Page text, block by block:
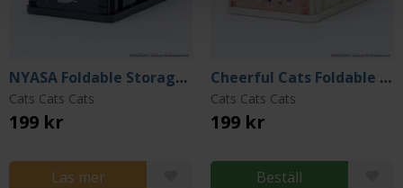
NYASA Foldable Storage Box
Cats Cats Cats
199 kr
Läs mer
Cheerful Cats Foldable Storage Box
Cats Cats Cats
199 kr
Beställ